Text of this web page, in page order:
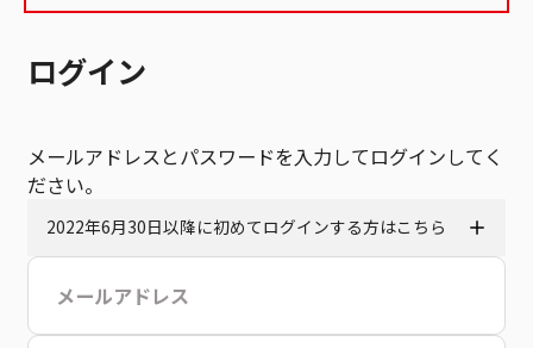
ログイン
メールアドレスとパスワードを入力してログインしてく
ださい。
2022年6月30日以降に初めてログインする方はこちら
こちら